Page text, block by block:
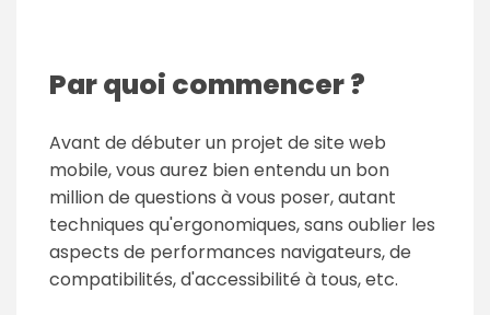
Par quoi commencer ?
Avant de débuter un projet de site web
mobile, vous aurez bien entendu un bon
million de questions à vous poser, autant
techniques qu'ergonomiques, sans oublier les
aspects de performances navigateurs, de
compatibilités, d'accessibilité à tous, etc.